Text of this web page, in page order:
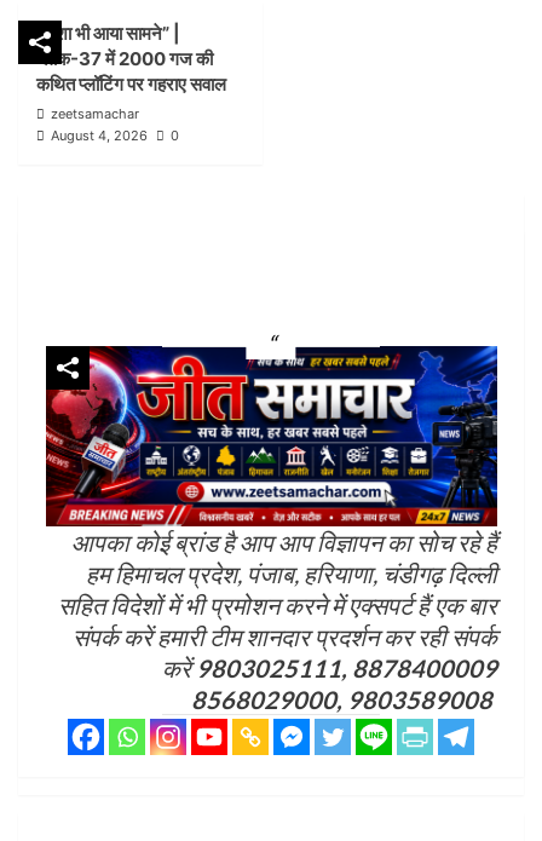
4
डम्मी निगम सदन लगाकर भाजपा का निगम प्रशासन पर हमला,
भेदभाव और भ्रष्टाचार के लगाए आरोप
नक्शा भी आया सामने” |
ब्लॉक-37 में 2000 गज की
कथित प्लॉटिंग पर गहराए सवाल
zeetsamachar
August 4, 2026
0
आपका कोई ब्रांड है आप आप विज्ञापन का सोच रहे हैं
हम हिमाचल प्रदेश, पंजाब, हरियाणा, चंडीगढ़ दिल्ली
सहित विदेशों में भी प्रमोशन करने में एक्सपर्ट हैं एक बार
संपर्क करें हमारी टीम शानदार प्रदर्शन कर रही संपर्क
करें9803025111, 8878400009
8568029000, 9803589008